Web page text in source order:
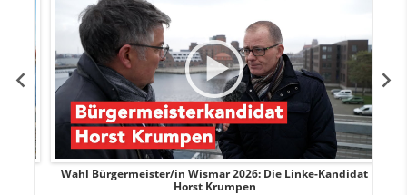
Wahl Bürgermeister/in Wismar 2026: Die Linke-Kandidat
Horst Krumpen